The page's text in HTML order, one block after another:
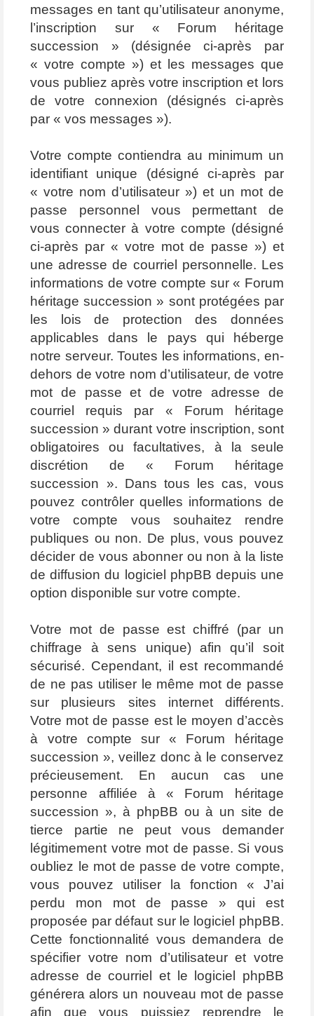
messages en tant qu’utilisateur anonyme,
l’inscription sur « Forum héritage
succession » (désignée ci-après par
« votre compte ») et les messages que
vous publiez après votre inscription et lors
de votre connexion (désignés ci-après
par « vos messages »).
Votre compte contiendra au minimum un
identifiant unique (désigné ci-après par
« votre nom d’utilisateur ») et un mot de
passe personnel vous permettant de
vous connecter à votre compte (désigné
ci-après par « votre mot de passe ») et
une adresse de courriel personnelle. Les
informations de votre compte sur « Forum
héritage succession » sont protégées par
les lois de protection des données
applicables dans le pays qui héberge
notre serveur. Toutes les informations, en-
dehors de votre nom d’utilisateur, de votre
mot de passe et de votre adresse de
courriel requis par « Forum héritage
succession » durant votre inscription, sont
obligatoires ou facultatives, à la seule
discrétion de « Forum héritage
succession ». Dans tous les cas, vous
pouvez contrôler quelles informations de
votre compte vous souhaitez rendre
publiques ou non. De plus, vous pouvez
décider de vous abonner ou non à la liste
de diffusion du logiciel phpBB depuis une
option disponible sur votre compte.
Votre mot de passe est chiffré (par un
chiffrage à sens unique) afin qu’il soit
sécurisé. Cependant, il est recommandé
de ne pas utiliser le même mot de passe
sur plusieurs sites internet différents.
Votre mot de passe est le moyen d’accès
à votre compte sur « Forum héritage
succession », veillez donc à le conservez
précieusement. En aucun cas une
personne affiliée à « Forum héritage
succession », à phpBB ou à un site de
tierce partie ne peut vous demander
légitimement votre mot de passe. Si vous
oubliez le mot de passe de votre compte,
vous pouvez utiliser la fonction « J’ai
perdu mon mot de passe » qui est
proposée par défaut sur le logiciel phpBB.
Cette fonctionnalité vous demandera de
spécifier votre nom d’utilisateur et votre
adresse de courriel et le logiciel phpBB
générera alors un nouveau mot de passe
afin que vous puissiez reprendre le